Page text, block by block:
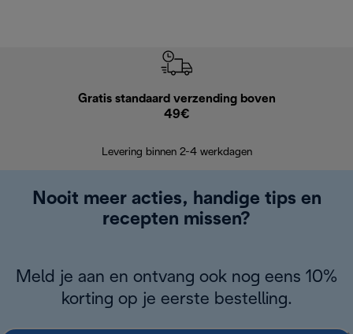
Gratis standaard verzending boven
49€
Levering binnen 2-4 werkdagen
Nooit meer acties, handige tips en
recepten missen?
Meld je aan en ontvang ook nog eens 10%
korting op je eerste bestelling.